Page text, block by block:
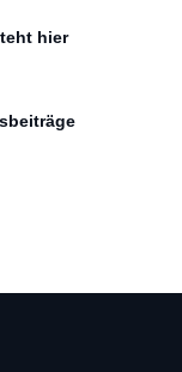
hier